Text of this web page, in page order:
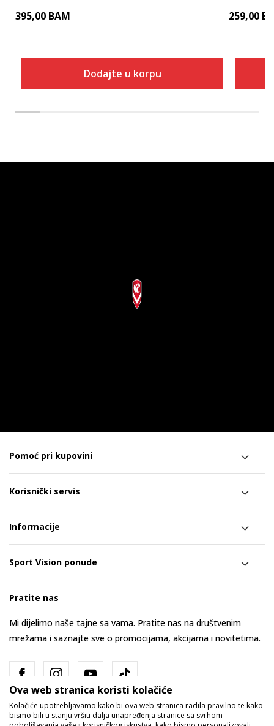
395,00 BAM
Dodajte u korpu
259,00
Pomoć pri kupovini
Korisnički servis
Informacije
Sport Vision ponude
Pratite nas
Mi dijelimo naše tajne sa vama. Pratite nas na društvenim
mrežama i saznajte sve o promocijama, akcijama i novitetima.
Ova web stranica koristi kolačiće
Kolačiće upotrebljavamo kako bi ova web stranica radila pravilno te kako
bismo bili u stanju vršiti dalja unapređenja stranice sa svrhom